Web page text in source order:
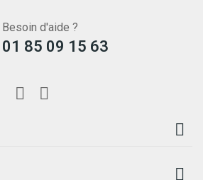
Besoin d'aide ?
01 85 09 15 63

